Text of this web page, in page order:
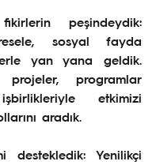
peşindeydik:
sosyal fayda
yan yana geldik.
programlar
etkimizi
aradık.
destekledik: Yenilikçi